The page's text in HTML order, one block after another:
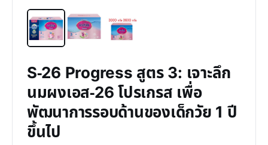
S-26 Progress สูตร 3: เจาะลึก
นมผงเอส-26 โปรเกรส เพื่อ
พัฒนาการรอบด้านของเด็กวัย 1 ปี
ขึ้นไป